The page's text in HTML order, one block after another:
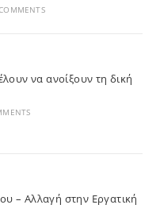
να ανοίξουν τη δική
– Αλλαγή στην Εργατική